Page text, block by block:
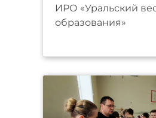
ИРО «Уральский
образования»